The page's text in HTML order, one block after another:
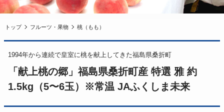
トップ フルーツ・果物 桃（もも）
1994年から連続で皇室に桃を献上してきた福島県桑折町
「献上桃の郷」福島県桑折町産 特選 雅 約
1.5kg（5〜6玉）※常温 JAふくしま未来